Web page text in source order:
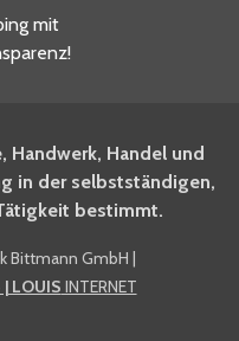
gelesen
Fachwissen
für den
mit
Handel und
in der selbstständigen,
bestimmt.
Bittmann GmbH |
| LOUIS INTERNET